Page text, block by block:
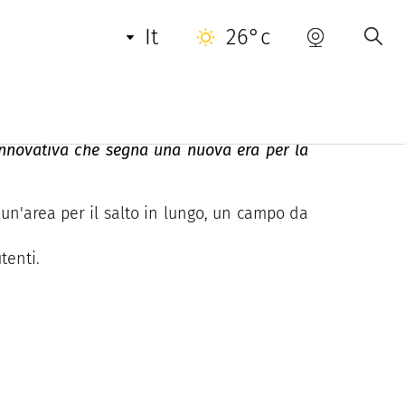
it 26°c
che segna una nuova era per la
per il salto in lungo, un campo da